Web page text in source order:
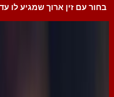
בחור עם זין ארוך שמגיע לו